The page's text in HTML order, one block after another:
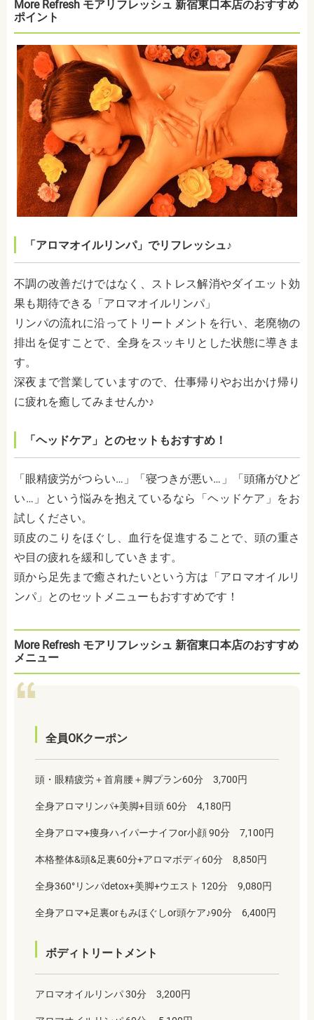
More Refresh モアリフレッシュ 新宿東口本店のおすすめ
ポイント
「アロマオイルリンパ」でリフレッシュ♪
不調の改善だけではなく、ストレス解消やダイエット効
果も期待できる「アロマオイルリンパ」
リンパの流れに沿ってトリートメントを行い、老廃物の
排出を促すことで、全身をスッキリとした状態に導きま
す。
深夜まで営業していますので、仕事帰りやお出かけ帰り
に疲れを癒してみませんか♪
「ヘッドケア」とのセットもおすすめ！
「眼精疲労がつらい…」「寝つきが悪い…」「頭痛がひど
い…」という悩みを抱えているなら「ヘッドケア」をお
試しください。
頭皮のこりをほぐし、血行を促進することで、頭の重さ
や目の疲れを緩和していきます。
頭から足先まで癒されたいという方は「アロマオイルリ
ンパ」とのセットメニューもおすすめです！
More Refresh モアリフレッシュ 新宿東口本店のおすすめ
メニュー
全員OKクーポン
頭・眼精疲労＋首肩腰＋脚プラン60分 3,700円
全身アロマリンパ+美脚+目頭 60分 4,180円
全身アロマ+痩身ハイパーナイフor小顔 90分 7,100円
本格整体&頭&足裏60分+アロマボディ60分 8,850円
全身360°リンパdetox+美脚+ウエスト 120分 9,080円
全身アロマ+足裏orもみほぐしor頭ケア♪90分 6,400円
ボディトリートメント
アロマオイルリンパ 30分 3,200円